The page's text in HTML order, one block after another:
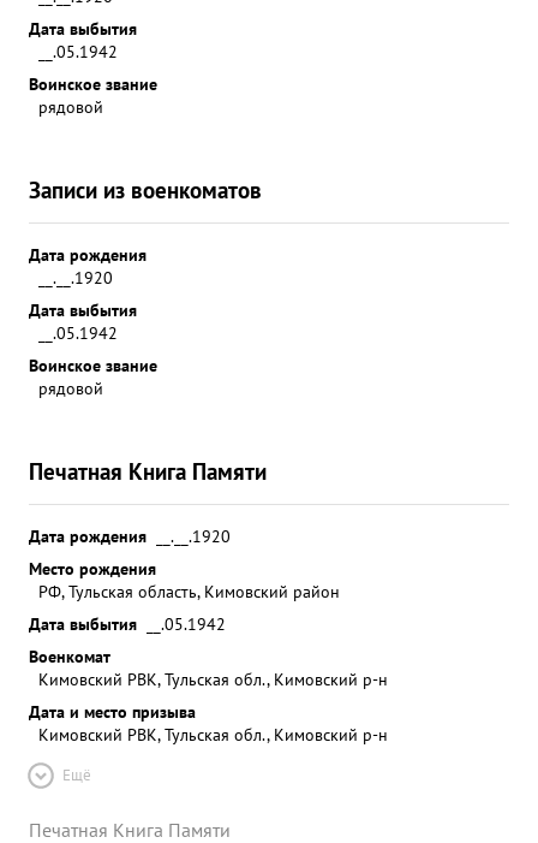
Дата выбытия
__.05.1942
Воинское звание
рядовой
Записи из военкоматов
Дата рождения
__.__.1920
Дата выбытия
__.05.1942
Воинское звание
рядовой
Печатная Книга Памяти
Дата рождения
__.__.1920
Место рождения
РФ, Тульская область, Кимовский район
Дата выбытия
__.05.1942
Военкомат
Кимовский РВК, Тульская обл., Кимовский р-н
Дата и место призыва
Кимовский РВК, Тульская обл., Кимовский р-н
Ещё
Печатная Книга Памяти